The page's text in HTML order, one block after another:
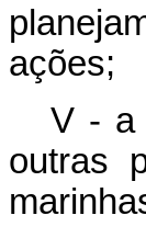
ações;
V - a
outras